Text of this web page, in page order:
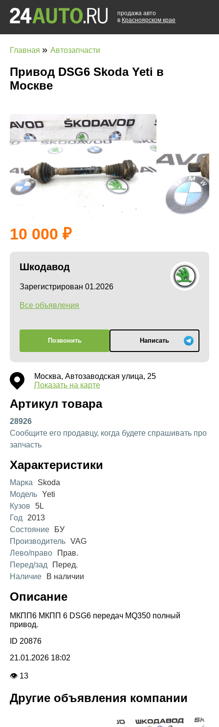
продажа авто
в Красноярском крае
Главная » Автозапчасти
Привод DSG6 Skoda Yeti в
Москве
10 000
Шкодавод
Зарегистрирован 01.2026
Все объявления
Позвонить Написать
Москва, Автозаводская улица, 25
Показать на карте
Артикул товара
28926
Сообщите его продавцу, когда будете спрашивать про
запчасть
Характеристики
Марка
Skoda
Модель Yeti
Кузов
5L
Год
2013
Состояние
БУ
Производитель VAG
Лево/право
Прав.
Перед/зад
Перед.
Наличие
В наличии
Описание
МКПП6 МКПП 6 DSG6 передач MQ350 полный
привод.
ID 20876
21.01.2026 18:02
👁 13
Другие объявления компании